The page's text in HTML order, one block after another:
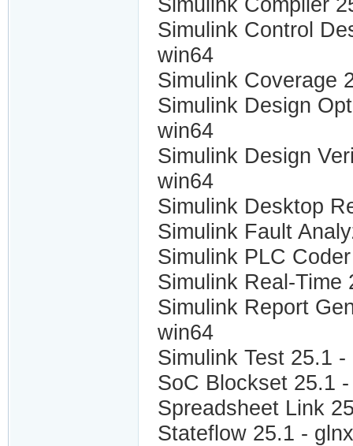
Simulink Compiler
Simulink Control
win64
Simulink Coverage
Simulink Design
win64
Simulink Design
win64
Simulink Desktop
Simulink Fault
Simulink PLC
Simulink Real-Time
Simulink Report
win64
Simulink Test 25.1
SoC Blockset 25.1
Spreadsheet Link
Stateflow 25.1 -